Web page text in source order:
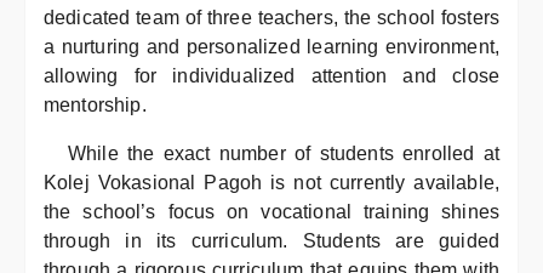
dedicated team of three teachers, the school fosters
a nurturing and personalized learning environment,
allowing for individualized attention and close
mentorship.
While the exact number of students enrolled at
Kolej Vokasional Pagoh is not currently available,
the school’s focus on vocational training shines
through in its curriculum. Students are guided